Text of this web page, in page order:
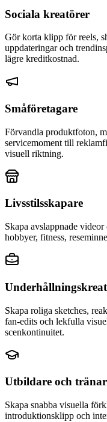
Sociala kreatörer
Gör korta klipp för reels,
uppdateringar och
lägre kreditkostnad.
Småföretagare
Förvandla produktfoton,
servicemoment till
visuell riktning.
Livsstilsskapare
Skapa avslappnade
hobbyer, fitness,
Skapa roliga sketches,
fan-edits och lekfulla
scenkontinuitet.
Utbildare och
Skapa snabba visuella
introduktionsklipp och